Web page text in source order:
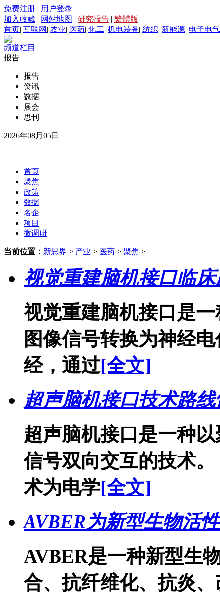
免费注册 | 用户登录
加入收藏 | 网站地图 | 研究报告 | 繁體版
首页| 互联网 | 农业| 医药| 化工| 机电装备| 纺织| 新能源| 电子电气
频道栏目
报告
报告
资讯
数据
展会
思刊
2026年08月05日
首页
聚焦
政策
数据
名企
项目
微调研
当前位置： 新思界 > 产业 > 医药 > 聚焦 >
视觉重建脑机接口临
视觉重建脑机接口是
图像信号转换为神经
经，通过[全文]
超声脑机接口技术路
超声脑机接口是一种
信号双向交互的技术
术为电学[全文]
AVBER为新型生物活
AVBER是一种新型生
合、抗纤维化、抗炎